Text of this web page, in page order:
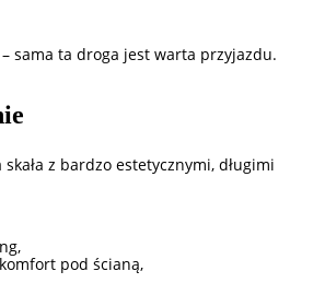
sama ta droga jest warta przyjazdu.
z bardzo estetycznymi, długimi
pod ścianą,